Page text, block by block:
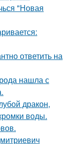
"Новая
ответить на
нашла с
дракон,
воды.